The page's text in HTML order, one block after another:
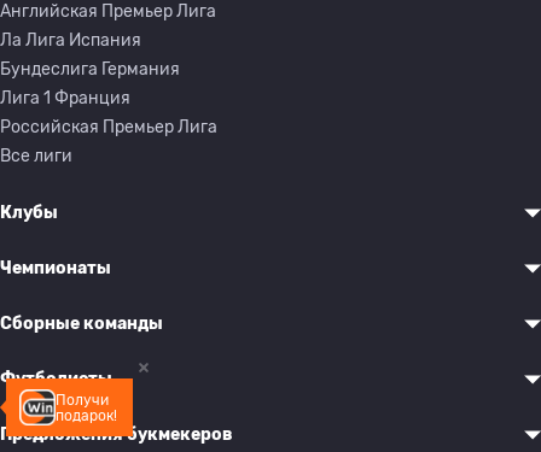
Получи
подарок!
Английская Премьер Лига
Ла Лига Испания
Бундеслига Германия
Лига 1 Франция
Российская Премьер Лига
Все лиги
Клубы
Чемпионаты
Сборные команды
Футболисты
Предложения букмекеров